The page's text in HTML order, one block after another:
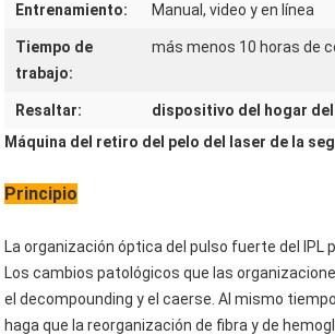
Entrenamiento: Manual, video y en línea
Tiempo de
trabajo:
más menos 10 horas de
Resaltar:
dispositivo del hogar
Máquina del retiro del pelo del laser de la
Principio
La organización óptica del pulso fuerte del IPL
Los cambios patológicos que las
el decompounding y el caerse. Al mismo
haga que la reorganización de fibra y de